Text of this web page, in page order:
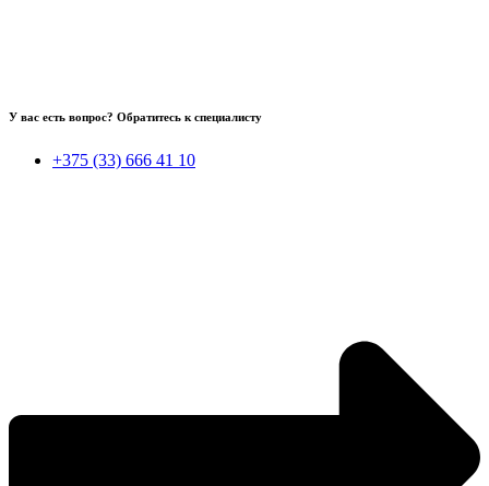
У вас есть вопрос? Обратитесь к специалисту
+375 (33) 666 41 10